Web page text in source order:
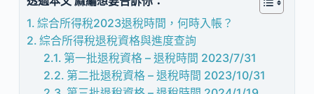
綜合所得稅2023退稅時間，何時入帳？
綜合所得稅退稅資格與進度查詢
第一批退稅資格 – 退稅時間 2023/7/31
第二批退稅資格 – 退稅時間 2023/10/31